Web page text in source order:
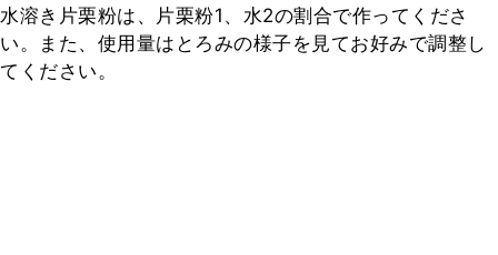
水溶き片栗粉は、片栗粉1、水2の割合で作ってくださ
い。また、使用量はとろみの様子を見てお好みで調整し
てください。